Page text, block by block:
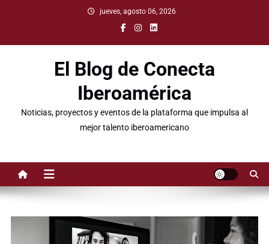
jueves, agosto 06, 2026
El Blog de Conecta
Iberoamérica
Noticias, proyectos y eventos de la plataforma que impulsa al
mejor talento iberoamericano